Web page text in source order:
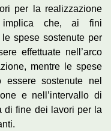
per la realizzazione
implica che, ai fini
spese sostenute per
effettuate nell’arco
mentre le spese
essere sostenute nel
e nell’intervallo di
di fine dei lavori per la